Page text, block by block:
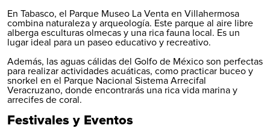
En Tabasco, el Parque Museo La Venta en Villahermosa
combina naturaleza y arqueología. Este parque al aire libre
alberga esculturas olmecas y una rica fauna local. Es un
lugar ideal para un paseo educativo y recreativo.
Además, las aguas cálidas del Golfo de México son perfectas
para realizar actividades acuáticas, como practicar buceo y
snorkel en el Parque Nacional Sistema Arrecifal
Veracruzano, donde encontrarás una rica vida marina y
arrecifes de coral.
Festivales y Eventos